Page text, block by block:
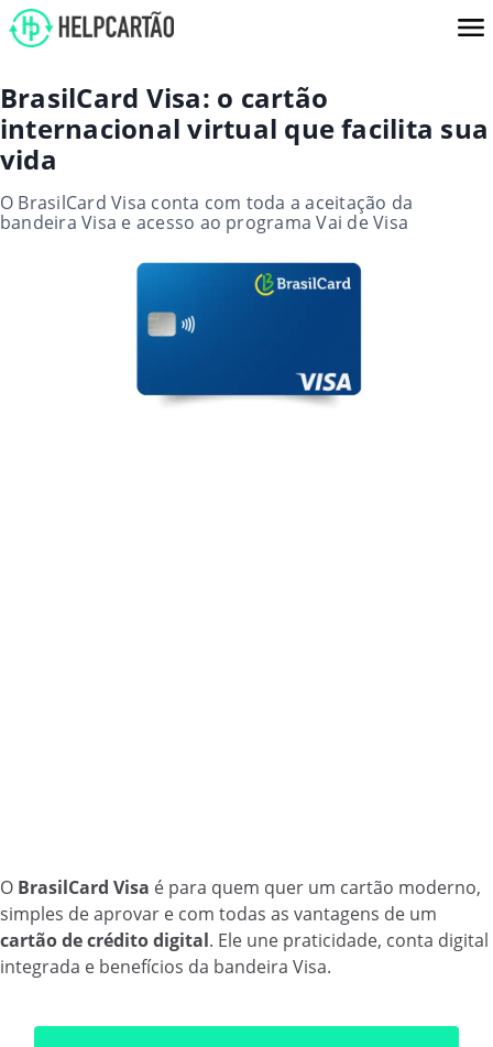
BrasilCard Visa: o cartão
internacional virtual que facilita sua
vida
O BrasilCard Visa conta com toda a aceitação da
bandeira Visa e acesso ao programa Vai de Visa
O BrasilCard Visa é para quem quer um cartão moderno,
simples de aprovar e com todas as vantagens de um
cartão de crédito digital. Ele une praticidade, conta digital
integrada e benefícios da bandeira Visa.